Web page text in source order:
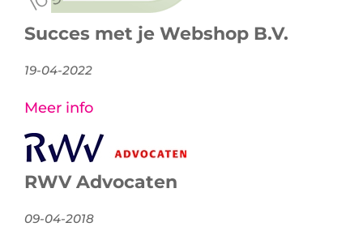
Succes met je Webshop B.V.
19-04-2022
Meer info
RWV Advocaten
09-04-2018